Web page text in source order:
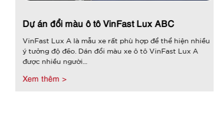
Dự án đổi màu ô tô VinFast Lux ABC
VinFast Lux A là mẫu xe rất phù hợp để thể hiện nhiều
ý tưởng độ đẽo. Dán đổi màu xe ô tô VinFast Lux A
được nhiều người...
Xem thêm >